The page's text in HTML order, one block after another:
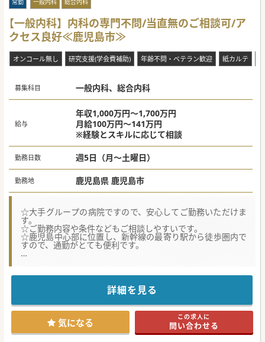
常勤 一般内科 総合内科
【一般内科】内科の専門不問/当直無のご相談可/ア
クセス良好≪鹿児島市≫
オンコール無し 研究支援(学会費補助) 年齢不問・ベテラン歓迎 紙カルテ
募集科目 一般内科、総合内科
給与
年収1,000万円～1,700万円
月給100万円～141万円
※経験とスキルに応じて相談
勤務日数 週5日（月～土曜日）
勤務地 鹿児島県 鹿児島市
☆大手グループの病院ですので、安心してご勤務いただけま
す。
☆ご勤務内容や条件などもご相談しやすいです。
☆鹿児島中心部に位置し、新幹線の最寄り駅から徒歩圏内で
すので、通勤がとても便利です。
訪問診療の患者数増加に伴い、訪問診療を担当している医師
の負担軽減のため、募集しております。
経験を積みたい若手から、若手を育てたいベテランの先生ま
で幅広く募集しております。
勤務条件もご相談いただけますので、是非一度ご相談くださ
詳細を見る
気になる この求人に
問い合わせる